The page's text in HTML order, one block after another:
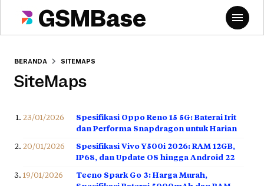
GSMBase
BERANDA SITEMAPS
SiteMaps
23/01/2026
Spesifikasi Oppo Reno 15 5G: Baterai Irit
dan Performa Snapdragon untuk Harian
20/01/2026
Spesifikasi Vivo Y500i 2026: RAM 12GB,
IP68, dan Update OS hingga Android 22
19/01/2026
Tecno Spark Go 3: Harga Murah,